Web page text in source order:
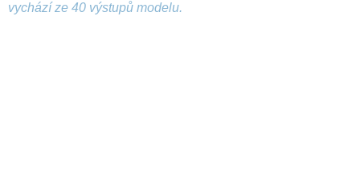
vychází ze 40 výstupů modelu.